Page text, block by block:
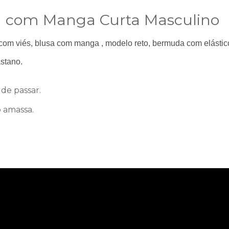
Manga Curta Masculino
viés, blusa com manga , modelo reto, bermuda com
passar.